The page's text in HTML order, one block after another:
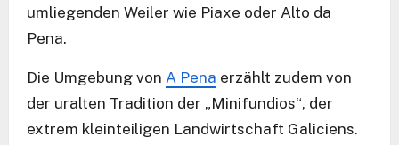
umliegenden Weiler wie Piaxe oder Alto da
Pena.
Die Umgebung von A Pena erzählt zudem von
der uralten Tradition der „Minifundios“, der
extrem kleinteiligen Landwirtschaft Galiciens.